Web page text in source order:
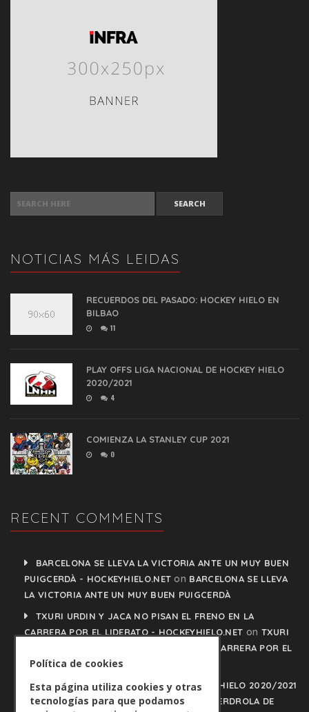
NOTICIAS MÁS LEIDAS
RECUERDOS DEL PASADO: HOCKEY HIELO EN
BILBAO
11
PLAY OFFS LIGA NACIONAL DE HOCKEY HIELO
2020/2021
4
COMIENZA LA STANLEY CUP 2021
0
RECENT COMMENTS
BARCELONA SE LLEVA LA VICTORIA ANTE UN MUY BUEN
PUIGCERDÀ - HOCKEYHIELO.NET on BARCELONA SE LLEVA
LA VICTORIA ANTE UN MUY BUEN PUIGCERDÀ
TXURI URDIN Y JACA NO PISAN EL FRENO EN LA
CARRERA POR EL LIDERATO - HOCKEYHIELO.NET on TXURI
URDIN Y JACA NO PISAN EL FRENO EN LA CARRERA POR EL
LIDERATO
PLAY OFFS LIGA IBERDROLA DE HOCKEY HIELO 2020/2021
- HOCKEYHIELO.NET onPLAY OFFS LIGA IBERDROLA DE
Política de cookies
Esta página utiliza cookies y otras
tecnologías para que podamos